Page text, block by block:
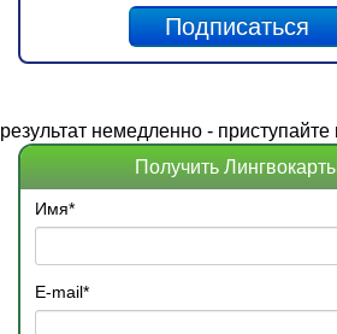
результат немедленно -
Получить
Имя*
E-mail*